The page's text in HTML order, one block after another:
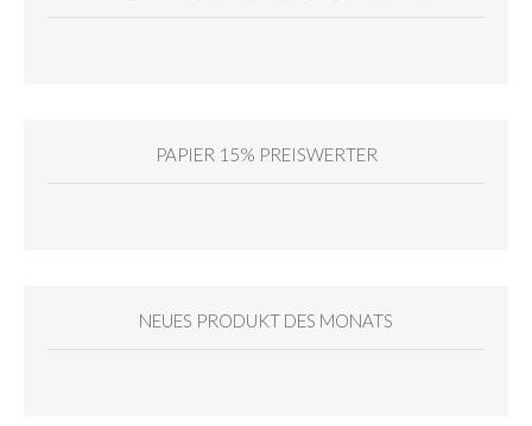
PAPIER 15% PREISWERTER
NEUES PRODUKT DES MONATS